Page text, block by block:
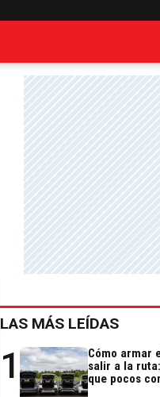
LAS MÁS LEÍDAS
1
Cómo armar
salir a la
que pocos